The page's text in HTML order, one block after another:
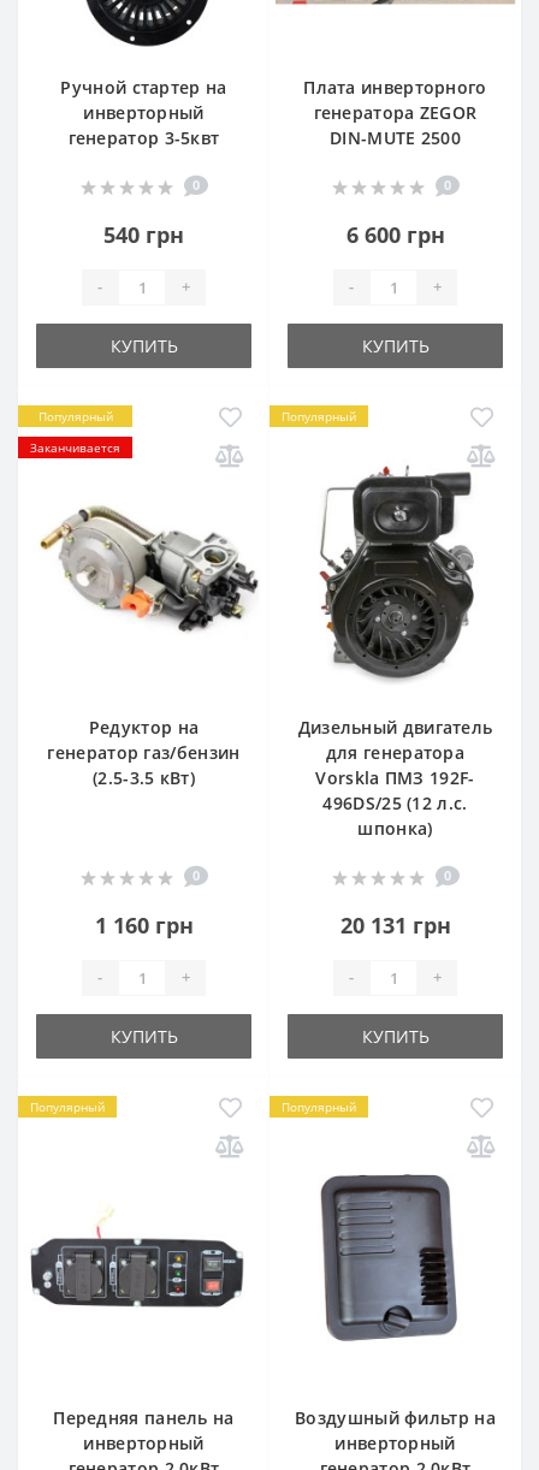
Ручной стартер на
инверторный
генератор 3-5квт
0
540 грн
- +
КУПИТЬ
Плата инверторного
генератора ZEGOR
DIN-MUTE 2500
0
6 600 грн
- +
КУПИТЬ
Популярный
Заканчивается
Редуктор на
генератор газ/бензин
(2.5-3.5 кВт)
0
1 160 грн
- +
КУПИТЬ
Популярный
Дизельный двигатель
для генератора
Vorskla ПМЗ 192F-
496DS/25 (12 л.с.
шпонка)
0
20 131 грн
- +
КУПИТЬ
Популярный
Передняя панель на
инверторный
Популярный
Воздушный фильтр на
инверторный